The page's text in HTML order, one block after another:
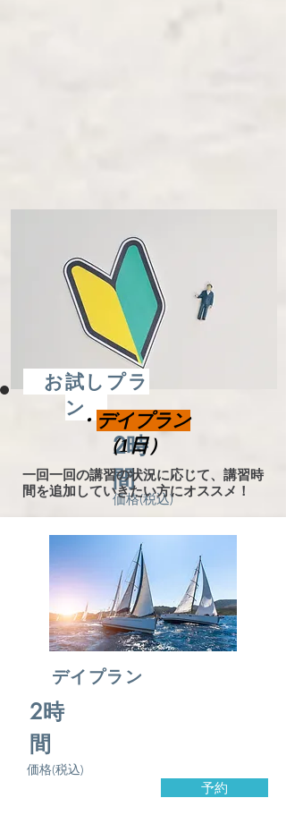
お試しプラ
ン
​2時
間
価格(税込)
・デイプラン
（1日）
一回一回の講習の状況に応じて、講習時
間を追加していきたい方にオススメ！
デイプラン
​2時
間
価格(税込)
予約